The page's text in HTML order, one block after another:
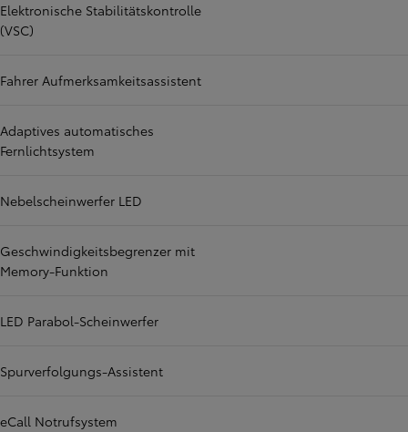
Elektronische Stabilitätskontrolle
(VSC)
Fahrer Aufmerksamkeitsassistent
Adaptives automatisches
Fernlichtsystem
Nebelscheinwerfer LED
Geschwindigkeitsbegrenzer mit
Memory-Funktion
LED Parabol-Scheinwerfer
Spurverfolgungs-Assistent
eCall Notrufsystem